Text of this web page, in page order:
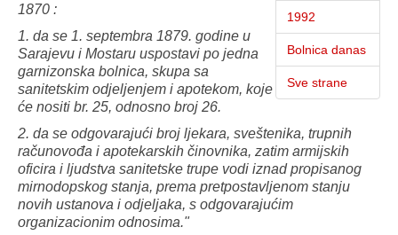
1992
Bolnica danas
Sve strane
1870 :
1. da se 1. septembra 1879. godine u
Sarajevu i Mostaru uspostavi po jedna
garnizonska bolnica, skupa sa
sanitetskim odjeljenjem i apotekom, koje
će nositi br. 25, odnosno broj 26.
2. da se odgovarajući broj ljekara, sveštenika, trupnih
računovođa i apotekarskih činovnika, zatim armijskih
oficira i ljudstva sanitetske trupe vodi iznad propisanog
mirnodopskog stanja, prema pretpostavljenom stanju
novih ustanova i odjeljaka, s odgovarajućim
organizacionim odnosima."